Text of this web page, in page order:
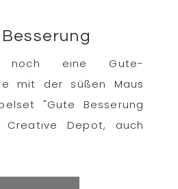
noch eine Gute-
mit der süßen Maus
"Gute Besserung
Creative Depot, auch